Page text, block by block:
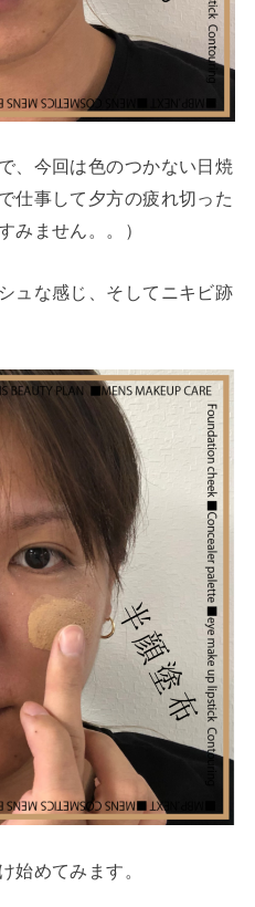
、今回は色のつかない日焼
仕事して夕方の疲れ切った
みません。。）
ュな感じ、そしてニキビ跡
始めてみます。